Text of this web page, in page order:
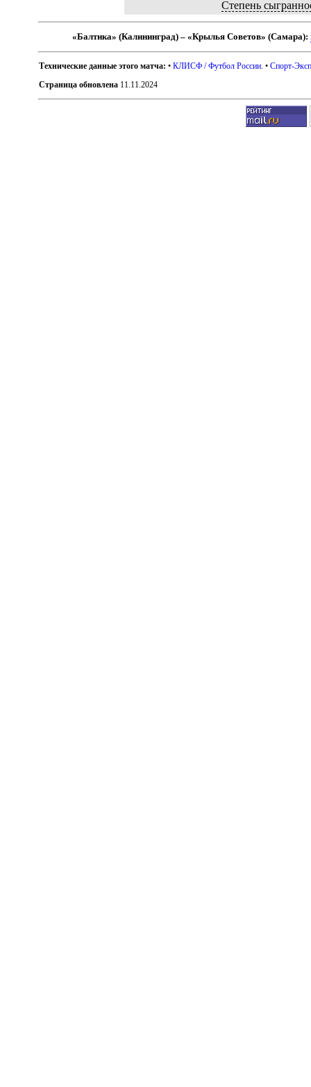
Степень
«Балтика» (Калининград) – «Крылья Советов» (Самара):
Технические данные этого матча: •КЛИСФ / Футбол России . •Спорт-
Страница обновлена 11.11.2024